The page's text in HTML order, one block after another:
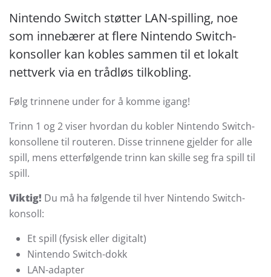
Nintendo Switch støtter LAN-spilling, noe
som innebærer at flere Nintendo Switch-
konsoller kan kobles sammen til et lokalt
nettverk via en trådløs tilkobling.
Følg trinnene under for å komme igang!
Trinn 1 og 2 viser hvordan du kobler Nintendo Switch-
konsollene til routeren. Disse trinnene gjelder for alle
spill, mens etterfølgende trinn kan skille seg fra spill til
spill.
Viktig! Du må ha følgende til hver Nintendo Switch-
konsoll:
Et spill (fysisk eller digitalt)
Nintendo Switch-dokk
LAN-adapter